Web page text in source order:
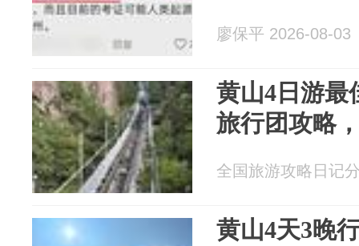
廖保平 2026-08-03
黄山4日游最
旅行团攻略
全国旅游攻略日记
黄山4天3晚